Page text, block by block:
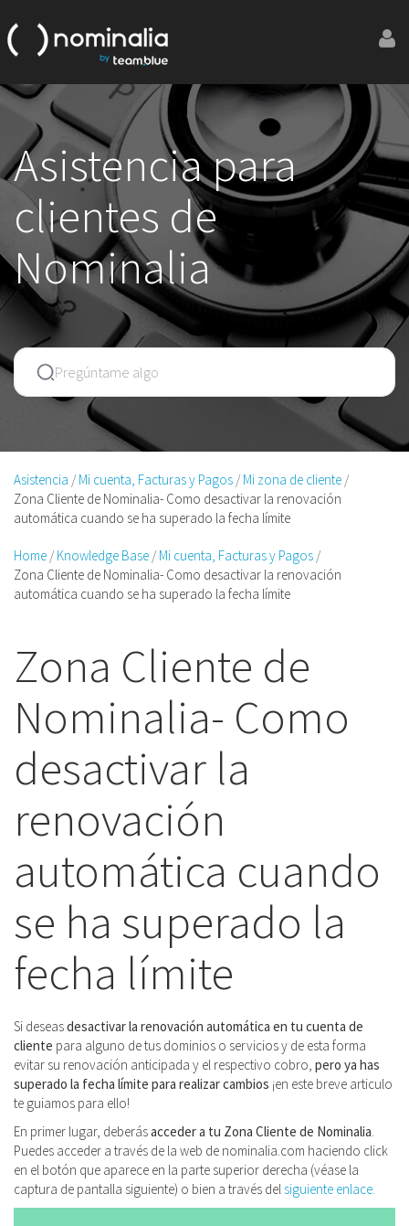
Asistencia para
clientes de
Nominalia
Asistencia Mi cuenta, Facturas y Pagos
Mi zona de cliente
Zona Cliente de Nominalia- Como desactivar la renovación
automática cuando se ha superado la fecha límite
Home Knowledge Base
Mi cuenta, Facturas y Pagos
Zona Cliente de Nominalia- Como desactivar la renovación
automática cuando se ha superado la fecha límite
Zona Cliente de
Nominalia- Como
desactivar la
renovación
automática cuando
se ha superado la
fecha límite
Si deseasdesactivar la renovación automática en tu cuenta de
cliente para alguno de tus dominios o servicios y de esta forma
evitar su renovación anticipada y el respectivo cobro, pero ya has
superado la fecha límite para realizar cambios ¡en este breve articulo
te guiamos para ello!
En primer lugar, deberásacceder a tu Zona Cliente de Nominalia.
Puedes acceder a través de la web de nominalia.com haciendo click
en el botón que aparece en la parte superior derecha (véase la
captura de pantalla siguiente) o bien a través del siguiente enlace.